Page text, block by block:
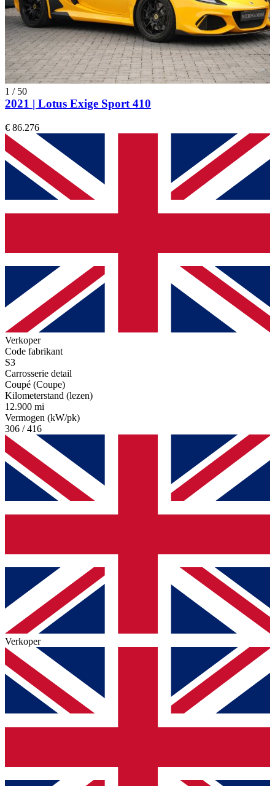
1 / 50
2021 | Lotus Exige Sport 410
€ 86.276
Verkoper
Code fabrikant
S3
Carrosserie detail
Coupé (Coupe)
Kilometerstand (lezen)
12.900 mi
Vermogen (kW/pk)
306 / 416
Verkoper